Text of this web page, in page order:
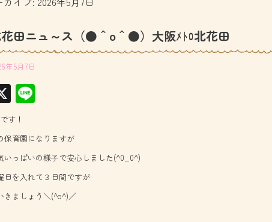
田ニュ～ス（●＾o＾●）大阪ﾒﾄﾛ北花田
年5月7日
X
す！
保育園になりますが
いっぱいの様子で安心しました(^0_0^)
日を入れて３日間ですが
きましょう＼(^o^)／